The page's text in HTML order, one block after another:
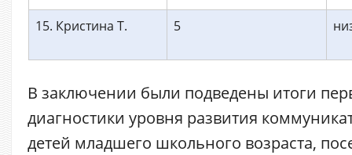
15. Кристина Т. 5
В заключении были подведены итоги
диагностики уровня развития
детей младшего школьного возраста,